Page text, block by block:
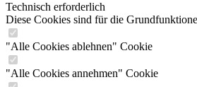
Technisch erforderlich
Diese Cookies sind für die
"Alle Cookies ablehnen" Cookie
"Alle Cookies annehmen" Cookie